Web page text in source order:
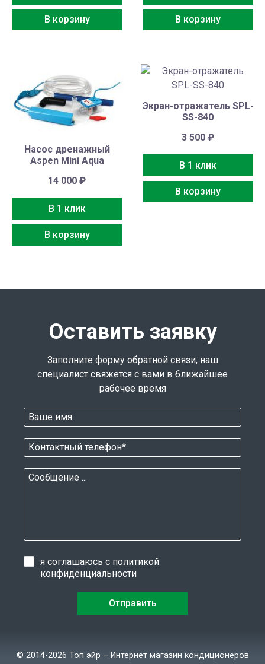
В корзину В корзину
Насос дренажный
Aspen Mini Aqua
14 000₽
В 1 клик
В корзину
Экран-отражатель SPL-
SS-840
3 500₽
В 1 клик
В корзину
Оставить заявку
Заполните форму обратной связи, наш
специалист свяжется с вами в ближайшее
рабочее время
я соглашаюсь с политикой
конфиденциальности
© 2014-2026 Топ эйр – Интернет магазин кондиционеров